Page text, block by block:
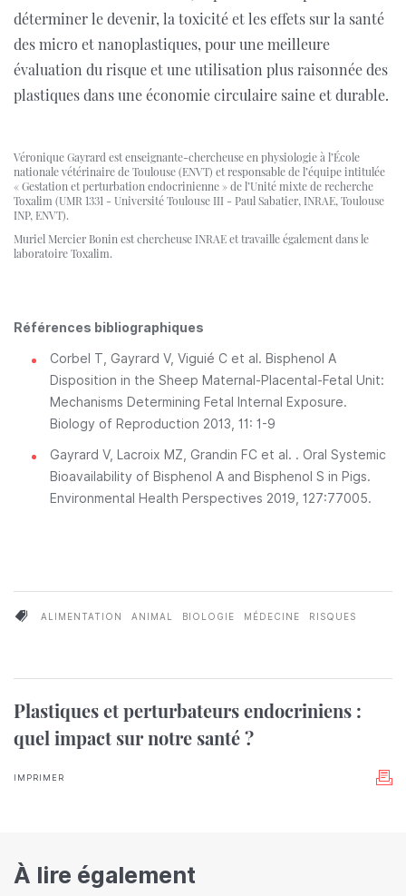
déterminer le devenir, la toxicité et les effets sur la santé
des micro et nanoplastiques, pour une meilleure
évaluation du risque et une utilisation plus raisonnée des
plastiques dans une économie circulaire saine et durable.
Véronique Gayrard est enseignante-chercheuse en physiologie à l’École
nationale vétérinaire de Toulouse (ENVT) et responsable de l’équipe intitulée
« Gestation et perturbation endocrinienne » de l’Unité mixte de recherche
Toxalim (UMR 1331 - Université Toulouse III - Paul Sabatier, INRAE, Toulouse
INP, ENVT).
Muriel Mercier Bonin est chercheuse INRAE et travaille également dans le
laboratoire Toxalim.
Références bibliographiques
Corbel T, Gayrard V, Viguié C et al. Bisphenol A
Disposition in the Sheep Maternal-Placental-Fetal Unit:
Mechanisms Determining Fetal Internal Exposure.
Biology of Reproduction 2013, 11: 1-9
Gayrard V, Lacroix MZ, Grandin FC et al. . Oral Systemic
Bioavailability of Bisphenol A and Bisphenol S in Pigs.
Environmental Health Perspectives 2019, 127:77005.
ALIMENTATION ANIMAL BIOLOGIE MÉDECINE RISQUES
Plastiques et perturbateurs endocriniens :
quel impact sur notre santé ?
IMPRIMER
À lire également